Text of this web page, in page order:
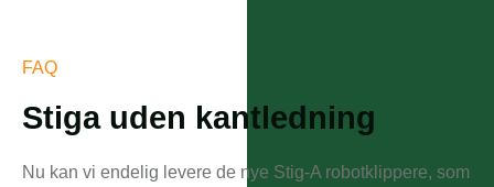
FAQ
Stiga uden kantledning
Nu kan vi endelig levere de nye Stig-A robotklippere, som